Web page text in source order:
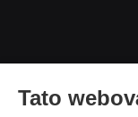
Tato